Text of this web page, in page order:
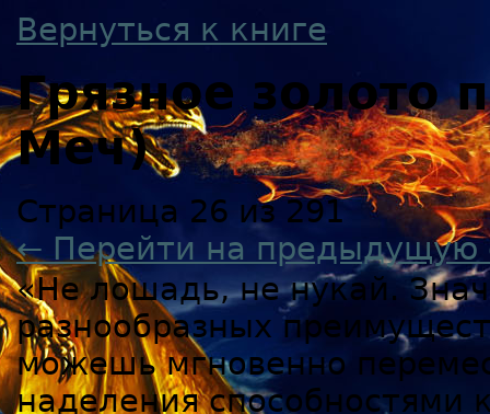
Вернуться к книге
Грязное
Меч)
Страница 26 из 291
← Перейти на предыдущую
«Не лошадь, не нукай.
разнообразных
можешь мгновенно
наделения способностями